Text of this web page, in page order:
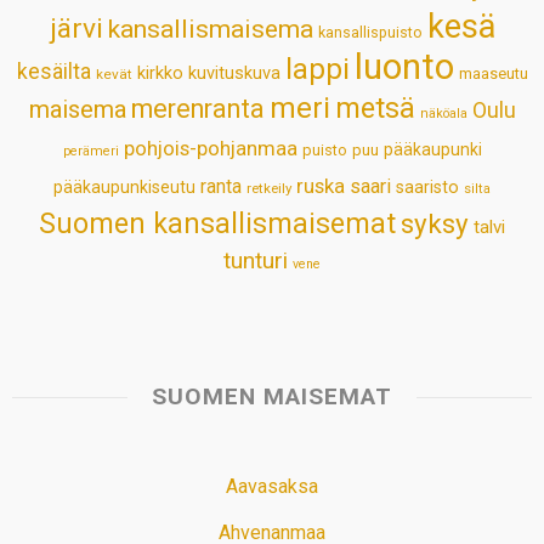
järvi kansallismaisema kansallispuisto kesä
kesäilta kevät kirkko kuvituskuva lappi luonto maaseutu
maisema merenranta meri metsä näköala Oulu
perämeri pohjois-pohjanmaa puisto puu pääkaupunki
pääkaupunkiseutu ranta retkeily ruska saari saaristo silta
Suomen kansallismaisematsyksy talvi
tunturi vene
SUOMEN MAISEMAT
Aavasaksa
Ahvenanmaa